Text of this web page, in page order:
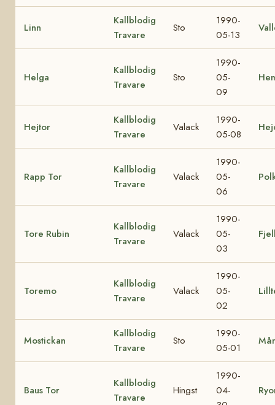
Linn
Kallblodig
Travare
Sto
1990-
05-13
Helga
Kallblodig
Travare
Sto
1990-
05-
09
Hejtor
Kallblodig
Travare
Valack
1990-
05-08
Rapp Tor
Kallblodig
Travare
Valack
1990-
05-
06
Tore Rubin
Kallblodig
Travare
Valack
1990-
05-
03
Toremo
Kallblodig
Travare
Valack
1990-
05-
02
Mostickan
Kallblodig
Travare
Sto
1990-
05-01
Baus Tor
Kallblodig
Travare
Hingst
1990-
04-